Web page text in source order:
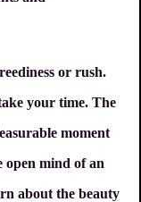
or rush.
your time. The
moment
open mind of an
about the beauty